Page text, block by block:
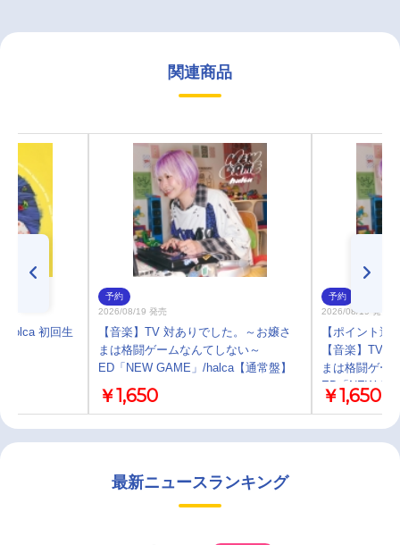
関連商品
solca 初回生
予約
2026/08/19 発売
【音楽】TV 対ありでした。～お嬢さ
まは格闘ゲームなんてしない～
ED「NEW GAME」/halca【通常盤】
￥1,650
予約
2026/08/19 発売
【ポイント還
【音楽】TV
まは格闘ゲー
ED「NEW
￥1,650
最新ニュースランキング